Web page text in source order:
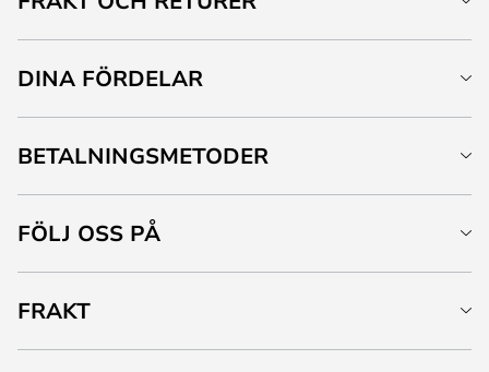
DINA FÖRDELAR
BETALNINGSMETODER
FÖLJ OSS PÅ
FRAKT